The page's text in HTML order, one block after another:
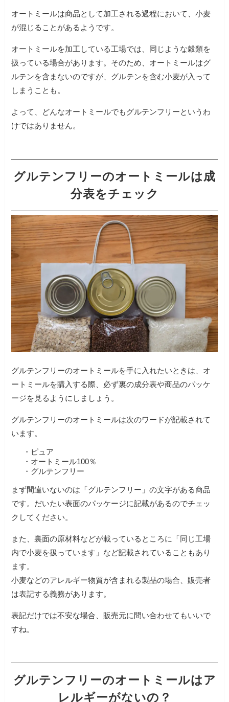
オートミールは商品として加工される過程において、小麦
が混じることがあるようです。
オートミールを加工している工場では、同じような穀類を
扱っている場合があります。そのため、オートミールはグ
ルテンを含まないのですが、グルテンを含む小麦が入って
しまうことも。
よって、どんなオートミールでもグルテンフリーというわ
けではありません。
グルテンフリーのオートミールは成
分表をチェック
グルテンフリーのオートミールを手に入れたいときは、オ
ートミールを購入する際、必ず裏の成分表や商品のパッケ
ージを見るようにしましょう。
グルテンフリーのオートミールは次のワードが記載されて
います。
・ピュア
・オートミール100％
・グルテンフリー
まず間違いないのは「グルテンフリー」の文字がある商品
です。だいたい表面のパッケージに記載があるのでチェッ
クしてください。
また、裏面の原材料などが載っているところに「同じ工場
内で小麦を扱っています」など記載されていることもあり
ます。
小麦などのアレルギー物質が含まれる製品の場合、販売者
は表記する義務があります。
表記だけでは不安な場合、販売元に問い合わせてもいいで
すね。
グルテンフリーのオートミールはア
レルギーがないの？